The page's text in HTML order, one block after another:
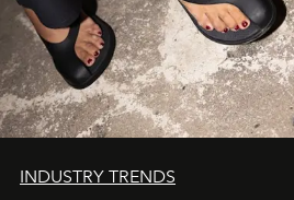
INDUSTRY TRENDS